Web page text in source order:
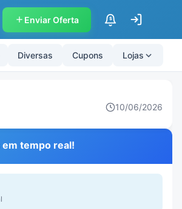
Enviar Oferta $
Diversas Cupons Lojas
10/06/2026
tempo real!